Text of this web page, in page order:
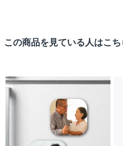
この商品を見ている人はこ